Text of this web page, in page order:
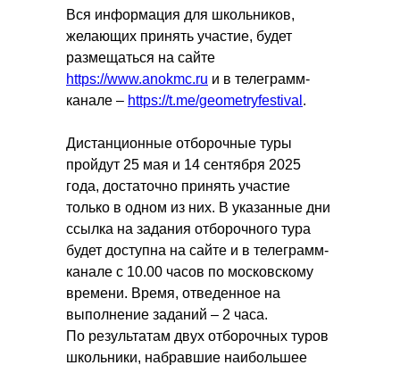
Вся информация для школьников,
желающих принять участие, будет
размещаться на сайте
https://www.anokmc.ru и в телеграмм-
канале – https://t.me/geometryfestival .
Дистанционные отборочные туры
пройдут 25 мая и 14 сентября 2025
года, достаточно принять участие
только в одном из них. В указанные дни
ссылка на задания отборочного тура
будет доступна на сайте и в телеграмм-
канале с 10.00 часов по московскому
времени. Время, отведенное на
выполнение заданий – 2 часа.
По результатам двух отборочных туров
школьники, набравшие наибольшее